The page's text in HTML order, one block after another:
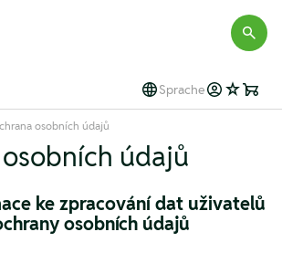
Sprache
osobních údajů
údajů
ke zpracování dat uživatelů
osobních údajů